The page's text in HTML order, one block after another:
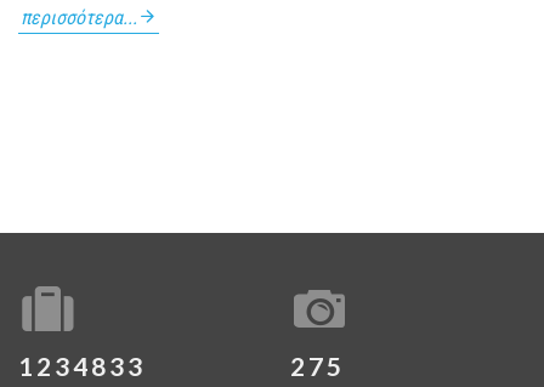
περισσότερα...
1234833 275